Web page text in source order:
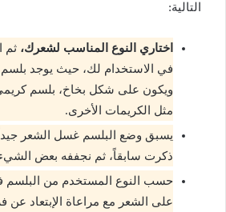
التالية:
اختاري النوع المناسب لشعرك، ثم
في الاستخدام لك، حيث يوجد
ويكون على شكل بخاخ، بلسم
مثل الكريمات الأخرى.
يسبق وضع البلسم غسل الشعر
ذكرت سابقاً، ثم نجففه بعض
حسب النوع المستخدم من البلسم
على الشعر مع مراعاة الإبتعاد عن